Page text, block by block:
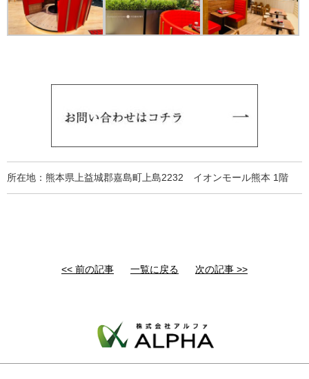
所在地： 熊本県上益城郡嘉島町上島2232 イオンモール熊本 1階
<< 前の記事 一覧に戻る 次の記事 >>